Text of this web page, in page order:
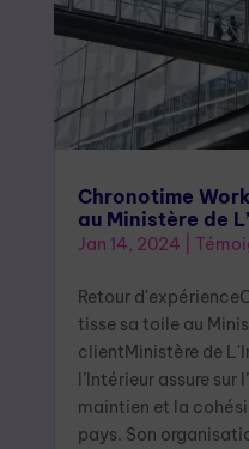
Chronotime
au Ministère de
Jan 14, 2024
Retour
tisse sa toile au
clientMinistère de
l’Intérieur assure sur
maintien et la
pays. Son